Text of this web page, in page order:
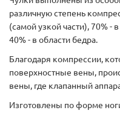
различную степень
(самой узкой части), 70% -
40% - в области бедра.
Благодаря компрессии,
поверхностные вены,
вены, где клапанный
Изготовлены по форме